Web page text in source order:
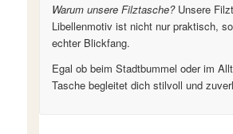
Warum unsere Filztasche?Unsere
Libellenmotiv ist nicht nur praktisch,
echter Blickfang.
Egal ob beim Stadtbummel oder im
Tasche begleitet dich stilvoll und